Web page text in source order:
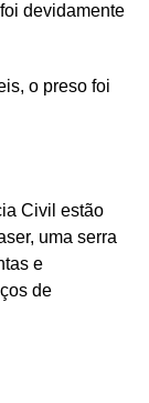
devidamente
o preso foi
Civil estão
uma serra
e
de